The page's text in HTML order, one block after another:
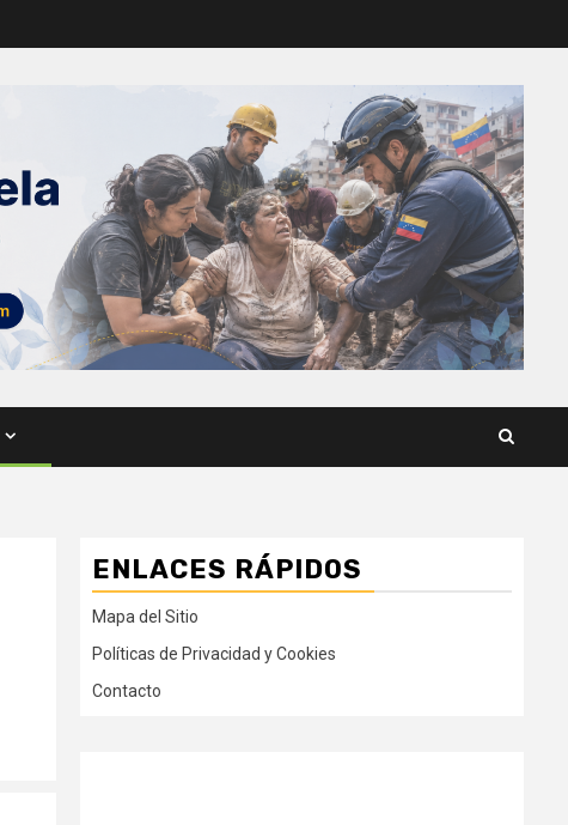
ENLACES RÁPIDOS
Mapa del Sitio
Políticas de Privacidad y Cookies
Contacto